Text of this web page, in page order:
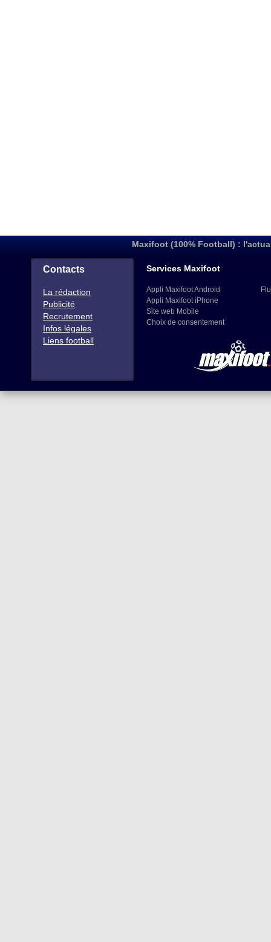
Maxifoot (100% Football) :
Contacts
La rédaction
Publicité
Recrutement
Infos légales
Liens football
Services Maxifoot
Appli Maxifoot Android
Appli Maxifoot iPhone
Site web Mobile
Choix de consentement